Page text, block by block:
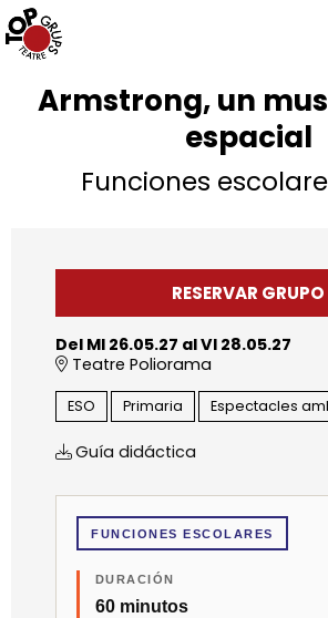
Armstrong, un
espacial
Funciones
RESERVAR GRUPO
Del MI 26.05.27 al VI 28.05.27
Teatre Poliorama
ESO Primaria Espectacles
Guía didáctica
FUNCIONES ESCOLARES
DURACIÓN
60 minutos